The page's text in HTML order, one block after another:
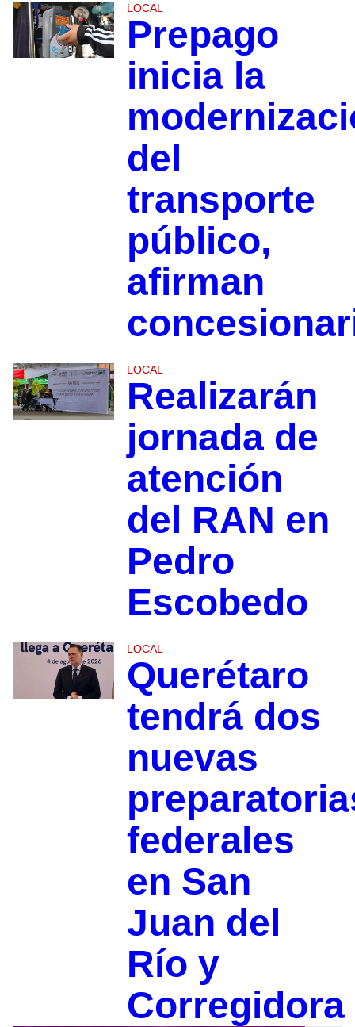
LOCAL
Prepago
inicia la
del
transporte
público,
afirman
LOCAL
Realizarán
jornada de
atención
del RAN en
Pedro
Escobedo
LOCAL
Querétaro
tendrá dos
nuevas
federales
en San
Juan del
Río y
Corregidora